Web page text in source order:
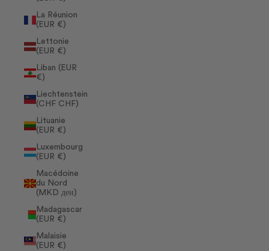
La Réunion
(EUR €)
Lettonie
(EUR €)
Liban (EUR
€)
Liechtenstein
(CHF CHF)
Lituanie
(EUR €)
Luxembourg
(EUR €)
Macédoine
du Nord
(MKD ден)
Madagascar
(EUR €)
Malaisie
(EUR €)